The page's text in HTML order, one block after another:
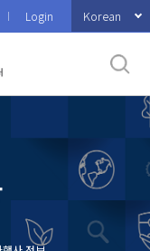
Login Korean